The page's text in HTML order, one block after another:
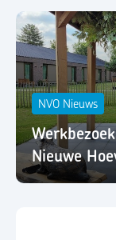
NVO Nieuws
Nieuwe